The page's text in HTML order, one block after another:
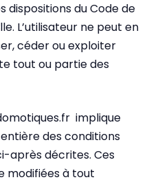
dispositions du Code de
L’utilisateur ne peut en
céder ou exploiter
tout ou partie des
implique
des conditions
après décrites. Ces
modifiées à tout